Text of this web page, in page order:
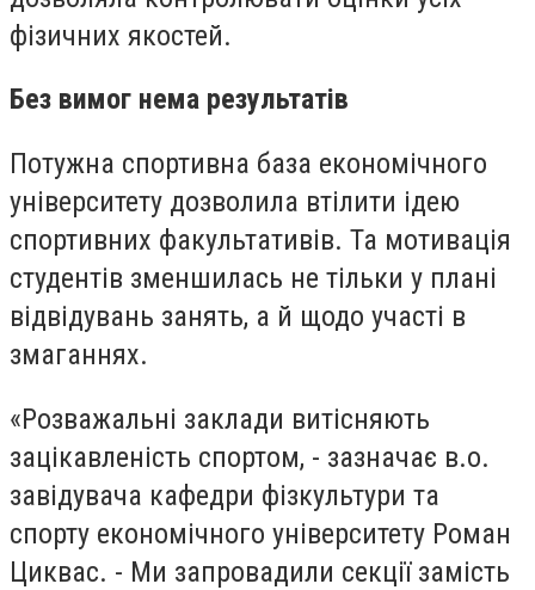
фізичних якостей.
Без вимог нема результатів
Потужна спортивна база економічного
університету дозволила втілити ідею
спортивних факультативів. Та мотивація
студентів зменшилась не тільки у плані
відвідувань занять, а й щодо участі в
змаганнях.
«Розважальні заклади витісняють
зацікавленість спортом, - зазначає в.о.
завідувача кафедри фізкультури та
спорту економічного університету Роман
Циквас. - Ми запровадили секції замість